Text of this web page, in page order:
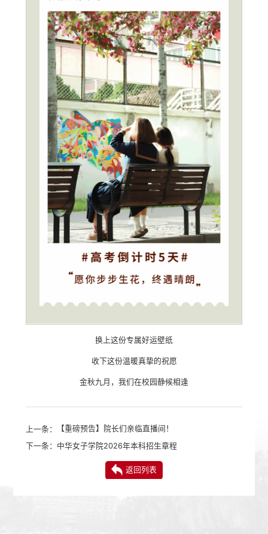
换上这份专属好运壁纸
收下这份温暖真挚的祝愿
金秋九月，我们在校园静候相逢
上一条：
【重磅预告】院长们亲临直播间！
下一条： 中华女子学院2026年本科招生章程
返回列表